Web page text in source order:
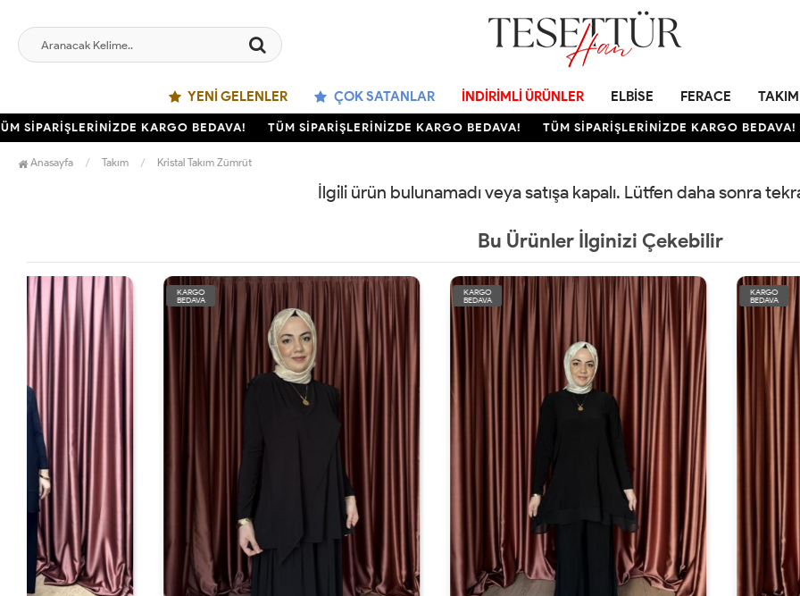
YENI GELENLER ÇOK SATANLAR İNDIRIMLI ÜRÜNLER ELBISE FERACE TAKIM
SİPARİŞLERİNİZDE KARGO BEDAVA! TÜM SİPARİŞLERİNİZDE KARGO BEDAVA! TÜM SİPARİŞLERİNİZDE KARGO BEDAVA!
Anasayfa Takım Kristal Takım Zümrüt
İlgili ürün bulunamadı veya satışa kapalı. Lütfen daha sonra
Bu Ürünler İlginizi Çekebilir
KARGO
BEDAVA
KARGO
BEDAVA